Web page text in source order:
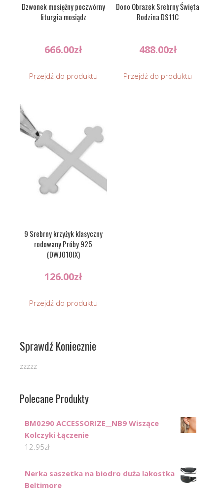
Dzwonek mosiężny poczwórny
liturgia mosiądz
666.00zł
Przejdź do produktu
Dono Obrazek Srebrny Święta
Rodzina DS11C
488.00zł
Przejdź do produktu
9 Srebrny krzyżyk klasyczny
rodowany Próby 925
(DWJ010IX)
126.00zł
Przejdź do produktu
Sprawdź Koniecznie
zzzzz
Polecane Produkty
BM0290 ACCESSORIZE__NB9 Wiszące
Kolczyki Łączenie
12.95zł
Nerka saszetka na biodro duża lakostka
Beltimore